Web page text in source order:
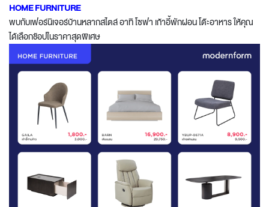
HOME FURNITURE
พบกับเฟอร์นิเจอร์บ้านหลากสไตล์ อาทิ โซฟา เก้าอี้พักผ่อน โต๊ะอาหาร ให้คุณ
ได้เลือกช้อปในราคาสุดพิเศษ